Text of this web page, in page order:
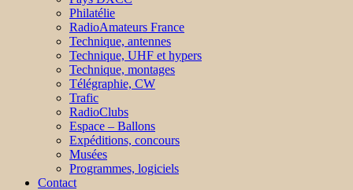
Philatélie
RadioAmateurs France
Technique, antennes
Technique, UHF et hypers
Technique, montages
Télégraphie, CW
Trafic
RadioClubs
Espace – Ballons
Expéditions, concours
Musées
Programmes, logiciels
Contact